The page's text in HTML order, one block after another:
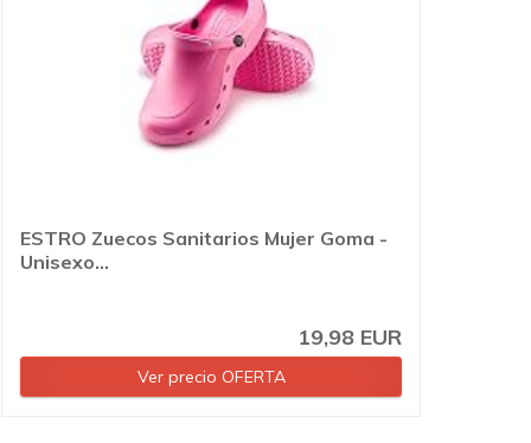
ESTRO Zuecos Sanitarios Mujer Goma -
Unisexo...
19,98 EUR
Ver precio OFERTA